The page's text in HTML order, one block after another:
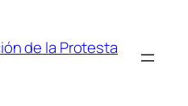
de la Protesta